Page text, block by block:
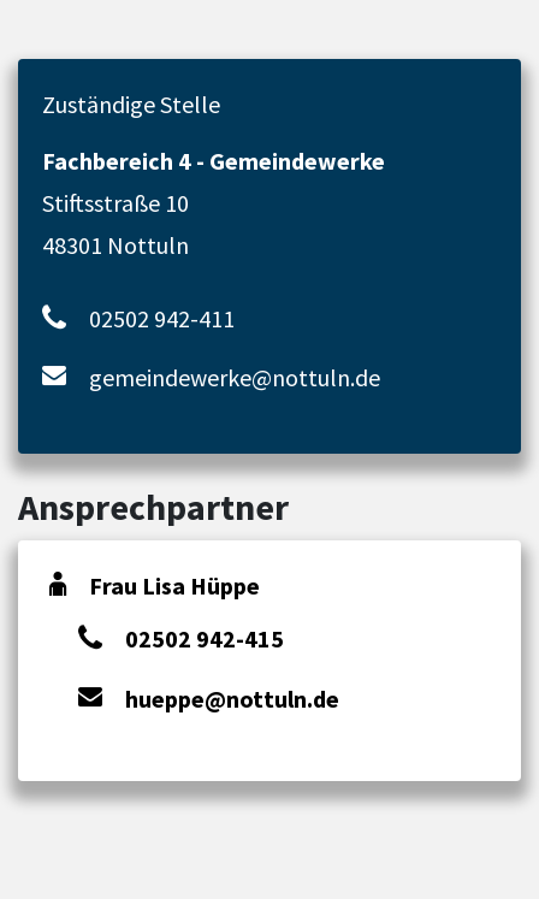
Zuständige Stelle
Fachbereich 4 - Gemeindewerke
Stiftsstraße 10
48301 Nottuln
02502 942-411
gemeindewerke@nottuln.de
Ansprechpartner
Frau Lisa Hüppe
02502 942-415
hueppe@nottuln.de